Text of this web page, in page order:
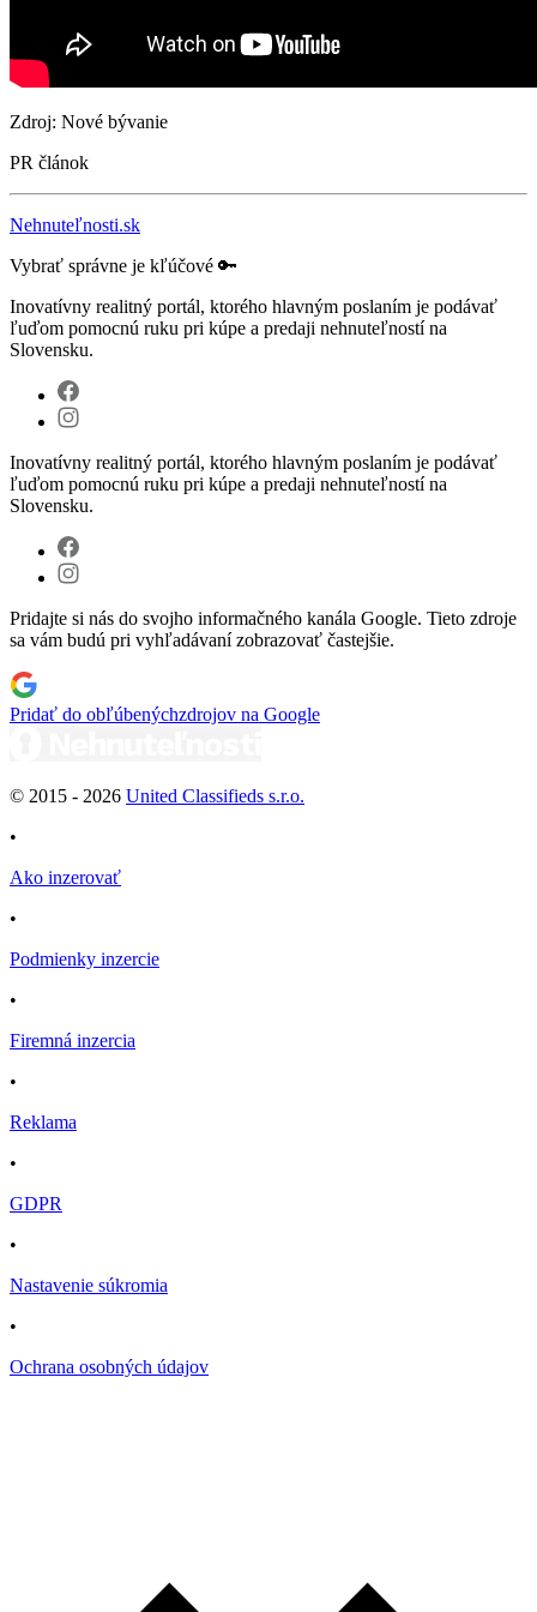
Zdroj: Nové bývanie
PR článok
Nehnuteľnosti.sk
Vybrať správne je kľúčové 🔑
Inovatívny realitný portál, ktorého hlavným poslaním je podávať
ľuďom pomocnú ruku pri kúpe a predaji nehnuteľností na
Slovensku.
Inovatívny realitný portál, ktorého hlavným poslaním je podávať
ľuďom pomocnú ruku pri kúpe a predaji nehnuteľností na
Slovensku.
Pridajte si nás do svojho informačného kanála Google. Tieto zdroje
sa vám budú pri vyhľadávaní zobrazovať častejšie.
Pridať do obľúbenýchzdrojov na Google
© 2015 - 2026 United Classifieds s.r.o.
•
Ako inzerovať
•
Podmienky inzercie
•
Firemná inzercia
•
Reklama
•
GDPR
•
Nastavenie súkromia
•
Ochrana osobných údajov